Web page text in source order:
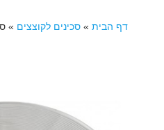
דף הבית » סכינים לקוצצים »